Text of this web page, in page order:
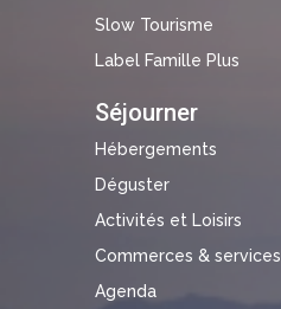
Slow Tourisme
Label Famille Plus
Séjourner
Hébergements
Déguster
Activités et Loisirs
Commerces & services
Agenda